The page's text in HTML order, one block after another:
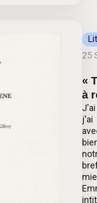
25
«
à
j'ai